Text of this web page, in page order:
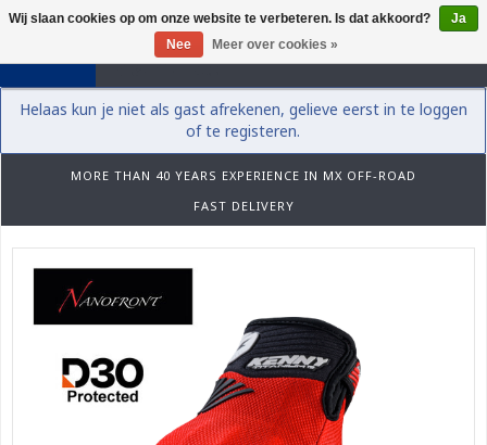
0
Helaas kun je niet als gast afrekenen, gelieve eerst in te loggen
of te registeren.
MORE THAN 40 YEARS EXPERIENCE IN MX OFF-ROAD
FAST DELIVERY
Wij slaan cookies op om onze website te verbeteren. Is dat akkoord?
Ja
Nee
Meer over cookies »